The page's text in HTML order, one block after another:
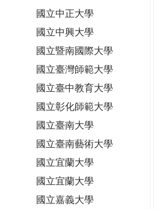
國立中正大學
國立中興大學
國立暨南國際大學
國立臺灣師範大學
國立臺中教育大學
國立彰化師範大學
國立臺南大學
國立臺南藝術大學
國立宜蘭大學
國立宜蘭大學
國立嘉義大學